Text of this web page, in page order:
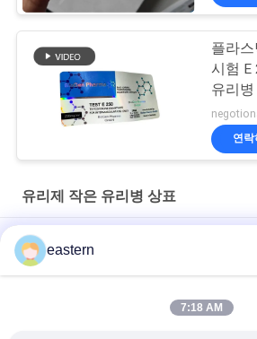
플라
시험 E
유리병
연락
유리제 작은 유리병 상표
Somatropin HG 176-191 2mlx10 레이블이
전 세트 Paer Instrution를 가진 tren 아세
eastern
7:18 AM